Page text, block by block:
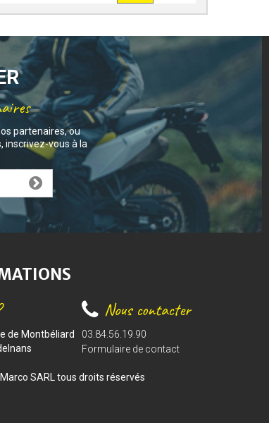
partenaires, ou
inscrivez-vous à la
de Montbéliard
Nous contacter
03.84.56.19.90
Formulaire de contact
SARL tous droits réservés